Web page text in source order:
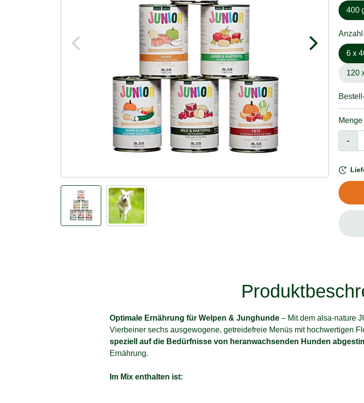
400
Anzahl
6 x
120
Menge
-
Optimale Ernährung für Welpen & Junghunde – Mit dem alsa-nature
Vierbeiner sechs ausgewogene, getreidefreie Menüs mit hochwertigen
speziell auf die Bedürfnisse von heranwachsenden Hunden
Ernährung.
Im Mix enthalten ist: